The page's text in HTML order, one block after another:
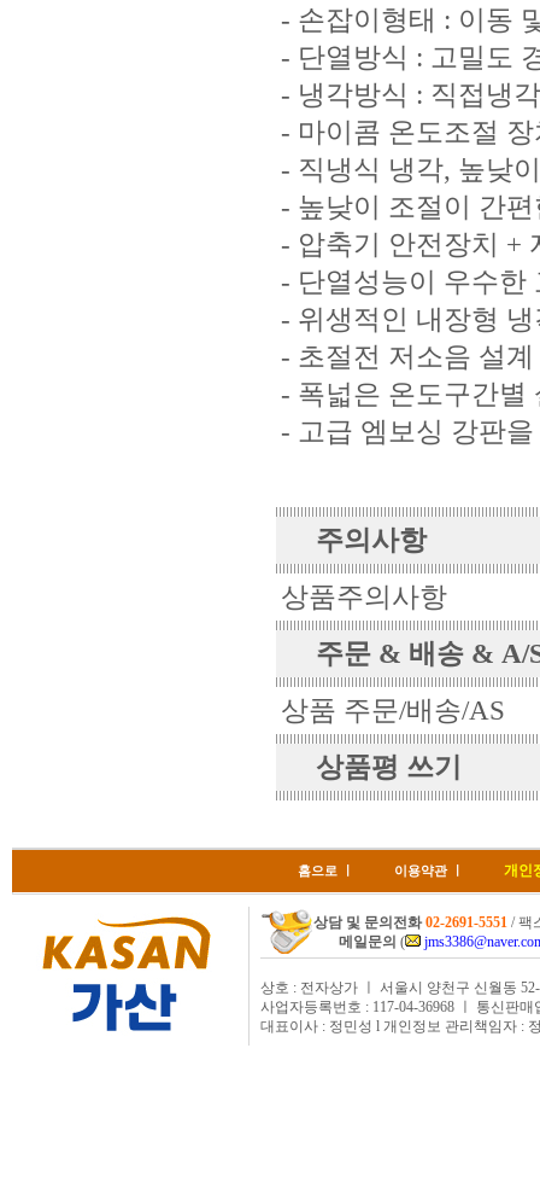
- 손잡이형태 : 이동
- 단열방식 : 고밀도
- 냉각방식 : 직접냉
- 마이콤 온도조절 장
- 직냉식 냉각, 높낮
- 높낮이 조절이 간
- 압축기 안전장치 +
- 단열성능이 우수한
- 위생적인 내장형
- 초절전 저소음 설계
- 폭넓은 온도구간별
- 고급 엠보싱 강판
주의사항
상품주의사항
주문 & 배송 & A/
상품 주문/배송/AS
상품평 쓰기
홈으로 이용약관 개인
상담 및 문의전화02-2691-5551/ 팩
메일문의 (
상호 : 전자상가 ㅣ 서울시 양천구 신월동
사업자등록번호 : 117-04-36968 ㅣ 통신판매
대표이사 : 정민성 l 개인정보 관리책임자 :